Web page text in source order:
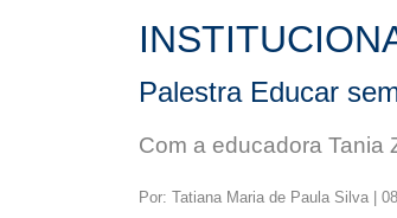
Palestra Educar
Com a educadora Tania
Por: Tatiana Maria de Paula Silva |